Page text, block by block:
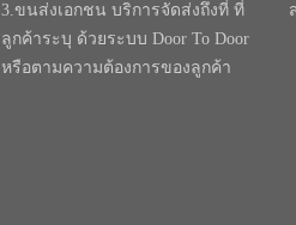
3.ขนส่งเอกชน บริการจัดส่งถึงที่ ที่
ลูกค้าระบุ ด้วยระบบ Door To Door
หรือตามความต้องการของลูกค้า